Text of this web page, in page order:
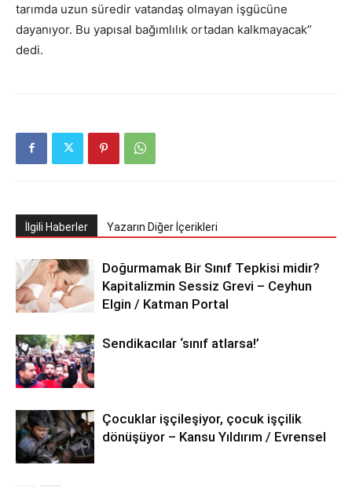
tarımda uzun süredir vatandaş olmayan işgücüne
dayanıyor. Bu yapısal bağımlılık ortadan kalkmayacak”
dedi.
İlgili Haberler Yazarın Diğer İçerikleri
Doğurmamak Bir Sınıf Tepkisi midir?
Kapitalizmin Sessiz Grevi – Ceyhun
Elgin / Katman Portal
Sendikacılar ‘sınıf atlarsa!’
Çocuklar işçileşiyor, çocuk işçilik
dönüşüyor – Kansu Yıldırım / Evrensel